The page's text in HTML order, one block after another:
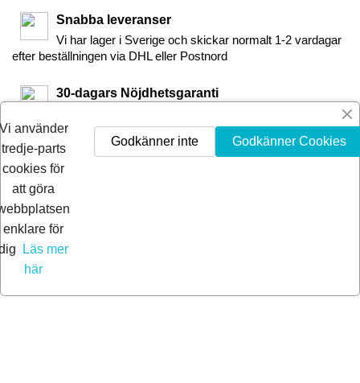
Snabba leveranser
Vi har lager i Sverige och skickar normalt 1-2 vardagar
efter beställningen via DHL eller Postnord
30-dagars Nöjdhetsgaranti
© 2026 Extra Pro
använder
tredje-parts
cookies för
att göra
enklare för
Läs mer
här
Godkänner Cookies
Godkänner inte